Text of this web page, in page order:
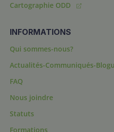
Cartographie ODD
INFORMATIONS
Qui sommes-nous?
Actualités-Communiqués-
FAQ
Nous joindre
Statuts
Formations